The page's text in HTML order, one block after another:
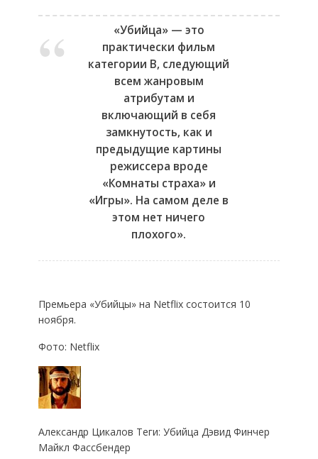
«Убийца» — это
практически фильм
категории B, следующий
всем жанровым
атрибутам и
включающий в себя
замкнутость, как и
предыдущие картины
режиссера вроде
«Комнаты страха» и
«Игры». На самом деле в
этом нет ничего
плохого».
Премьера «Убийцы» на Netflix состоится 10
ноября.
Фото: Netflix
Александр Цикалов Теги: Убийца Дэвид Финчер
Майкл Фассбендер